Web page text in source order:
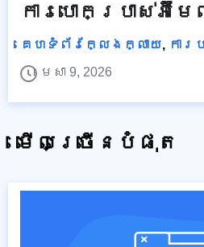
ការបោកប្រាស់អ៊ីមែ
គេហទំព័រក្លែងក្លាយ, កា
មេសា 9, 2026
មើលច្រើនបំផុត